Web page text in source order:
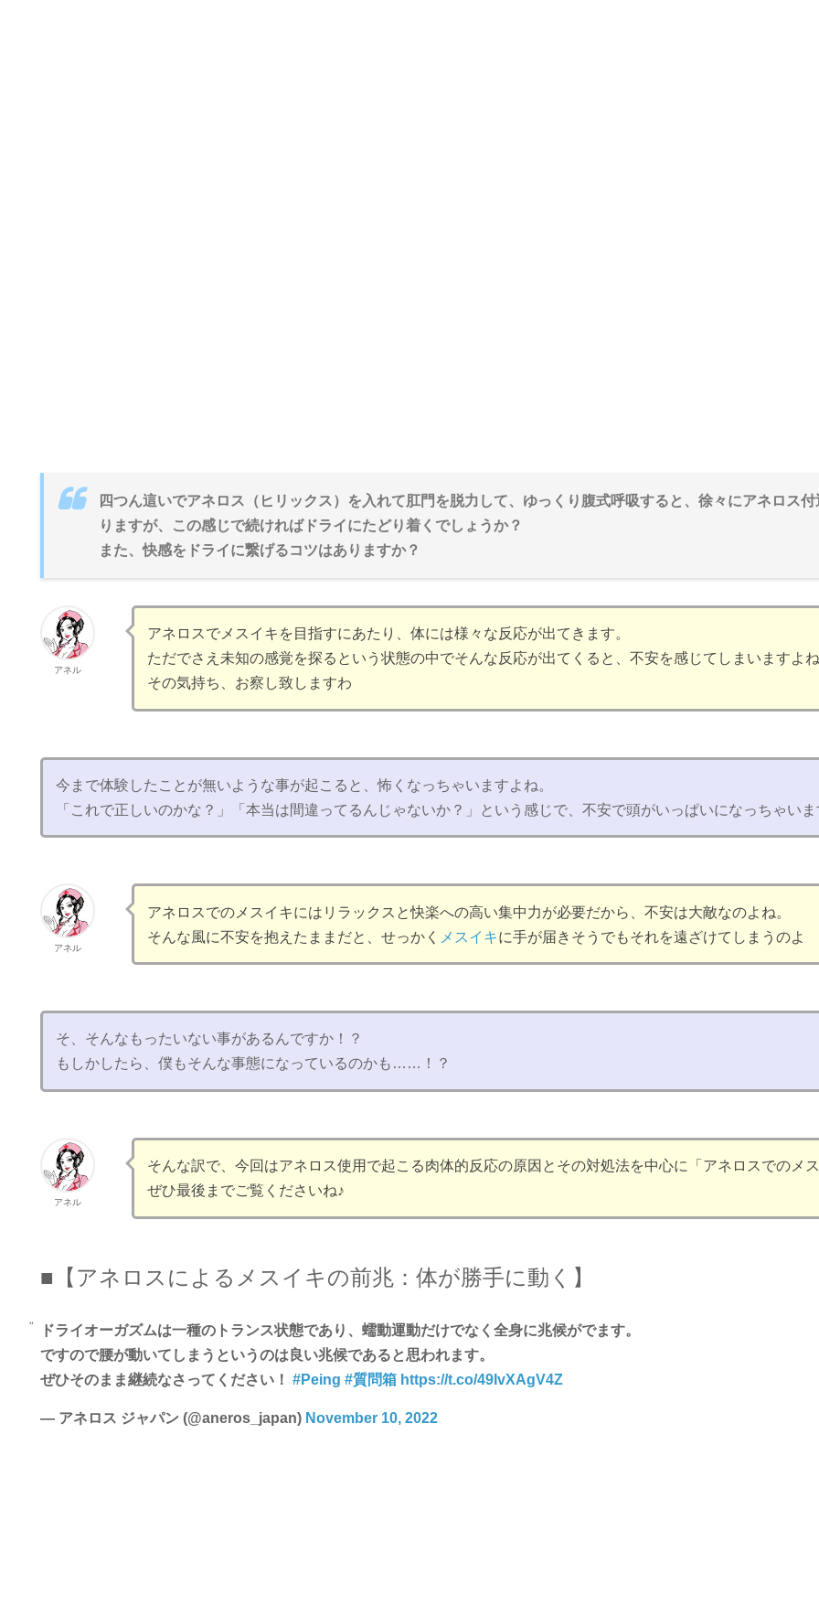
四つん這いでアネロス（ヒリックス）を入れて肛門を脱力して、ゆっくり腹式呼吸すると、徐々にアネロス
りますが、この感じで続ければドライにたどり着くでしょうか？
また、快感をドライに繋げるコツはありますか？
アネル
アネロスでメスイキを目指すにあたり、体には様々な反応が出てきます。
ただでさえ未知の感覚を探るという状態の中でそんな反応が出てくると、不安を感じてしまいますよ
その気持ち、お察し致しますわ
今まで体験したことが無いような事が起こると、怖くなっちゃいますよね。
「これで正しいのかな？」「本当は間違ってるんじゃないか？」という感じで、不安で頭がいっぱいになっちゃい
アネル
アネロスでのメスイキにはリラックスと快楽への高い集中力が必要だから、不安は大敵なのよね。
そんな風に不安を抱えたままだと、せっかく メスイキに手が届きそうでもそれを遠ざけてしまうのよ
そ、そんなもったいない事があるんですか！？
もしかしたら、僕もそんな事態になっているのかも……！？
アネル
そんな訳で、今回はアネロス使用で起こる肉体的反応の原因とその対処法を中心に「アネロスでのメ
ぜひ最後までご覧くださいね♪
■【アネロスによるメスイキの前兆：体が勝手に動く】
ドライオーガズムは一種のトランス状態であり、蠕動運動だけでなく全身に兆候がでます。
ですので腰が動いてしまうというのは良い兆候であると思われます。
ぜひそのまま継続なさってください！#Peing #質問箱 https://t.co/49IvXAgV4Z
— アネロス ジャパン (@aneros_japan) November 10, 2022